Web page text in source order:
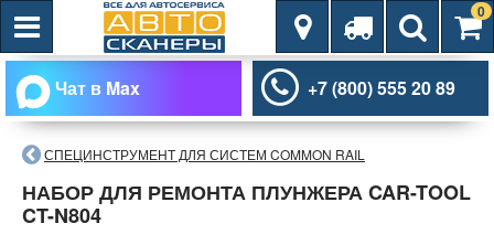
0
Чат в Max +7 (800) 555 20 89
СПЕЦИНСТРУМЕНТ ДЛЯ СИСТЕМ COMMON RAIL
НАБОР ДЛЯ РЕМОНТА ПЛУНЖЕРА CAR-TOOL
CT-N804